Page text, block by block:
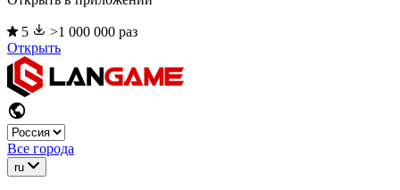
5
>1 000 000 раз
Открыть
Все города
ru